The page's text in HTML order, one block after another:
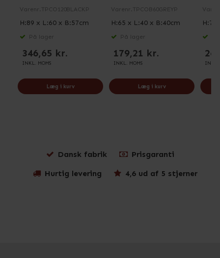
Varenr. TPCO120BLACKP
H:89 x L:60 x B:57cm
På lager
346,65 kr.
INKL. MOMS
Læg i kurv
Varenr. TPCOB60GREYP
H:65 x L:40 x B:40cm
På lager
179,21 kr.
INKL. MOMS
Læg i kurv
H:79
INKL.
Dansk fabrik Prisgaranti
Hurtig levering 4,6 ud af 5 stjerner